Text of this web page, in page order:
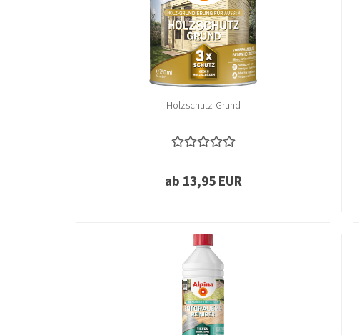
Holzschutz-Grund
ab 13,95 EUR